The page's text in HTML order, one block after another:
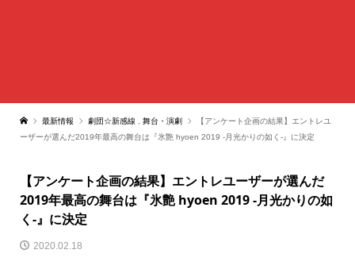
最新情報 劇団☆新感線 舞台・演劇
【アンケート企画の結果】エントレユ
ーザーが選んだ2019年最高の舞台は『氷艶 hyoen 2019 -月光かりの如く-』に決定
【アンケート企画の結果】エントレユーザーが選んだ
2019年最高の舞台は『氷艶 hyoen 2019 -月光かりの如
く-』に決定
2020.02.18